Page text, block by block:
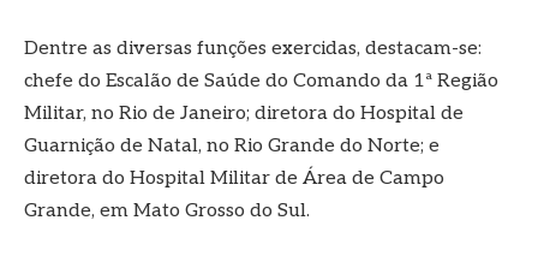
Dentre as diversas funções exercidas, destacam-se:
chefe do Escalão de Saúde do Comando da 1ª Região
Militar, no Rio de Janeiro; diretora do Hospital de
Guarnição de Natal, no Rio Grande do Norte; e
diretora do Hospital Militar de Área de Campo
Grande, em Mato Grosso do Sul.